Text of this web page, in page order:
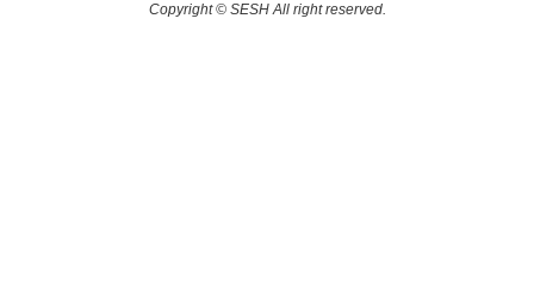
Copyright © SESH All right reserved.